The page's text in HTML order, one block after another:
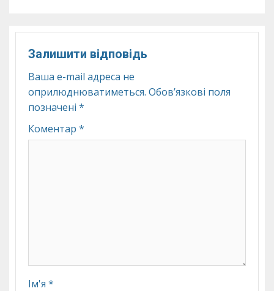
Залишити відповідь
Ваша e-mail адреса не
оприлюднюватиметься. Обов’язкові поля
позначені *
Коментар *
Ім'я *